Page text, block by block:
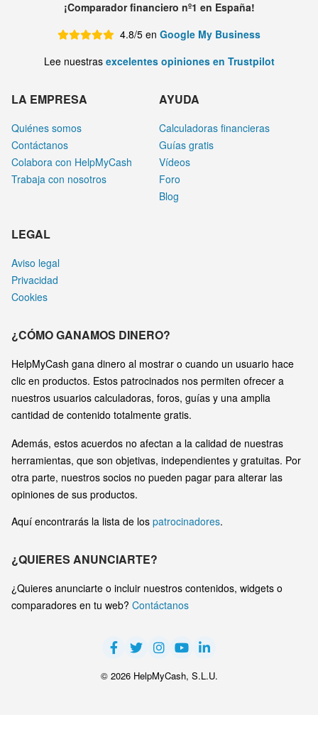
¡Comparador financiero nº1 en España!
4.8/5 en Google My Business
Lee nuestras excelentes opiniones en Trustpilot
LA EMPRESA
Quiénes somos
Contáctanos
Colabora con HelpMyCash
Trabaja con nosotros
AYUDA
Calculadoras financieras
Guías gratis
Vídeos
Foro
Blog
LEGAL
Aviso legal
Privacidad
Cookies
¿CÓMO GANAMOS DINERO?
HelpMyCash gana dinero al mostrar o cuando un usuario hace
clic en productos. Estos patrocinados nos permiten ofrecer a
nuestros usuarios calculadoras, foros, guías y una amplia
cantidad de contenido totalmente gratis.
Además, estos acuerdos no afectan a la calidad de nuestras
herramientas, que son objetivas, independientes y gratuitas. Por
otra parte, nuestros socios no pueden pagar para alterar las
opiniones de sus productos.
Aquí encontrarás la lista de los patrocinadores.
¿QUIERES ANUNCIARTE?
¿Quieres anunciarte o incluir nuestros contenidos, widgets o
comparadores en tu web? Contáctanos
© 2026 HelpMyCash, S.L.U.